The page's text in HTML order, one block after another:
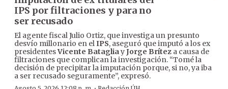
IPS por filtraciones y para no
ser recusado
El agente fiscal Julio Ortiz, que investiga un presunto
desvío millonario en elIPS, aseguró que imputó a los ex
presidentesVicente BatagliayJorge Brítez a causa de
filtraciones que complican la investigación. “Tomé la
decisión de precipitar la imputación porque, si no, ya iba
a ser recusado seguramente”, expresó.